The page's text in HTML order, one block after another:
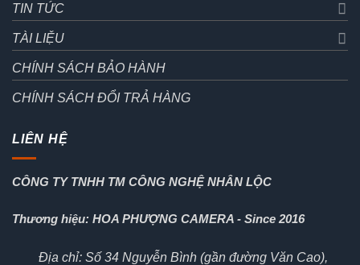
TIN TỨC
TÀI LIỆU
CHÍNH SÁCH BẢO HÀNH
CHÍNH SÁCH ĐỔI TRẢ HÀNG
LIÊN HỆ
CÔNG TY TNHH TM CÔNG NGHỆ NHÂN LỘC
Thương hiệu: HOA PHƯỢNG CAMERA - Since 2016
Địa chỉ: Số 34 Nguyễn Bình (gần đường Văn Cao),